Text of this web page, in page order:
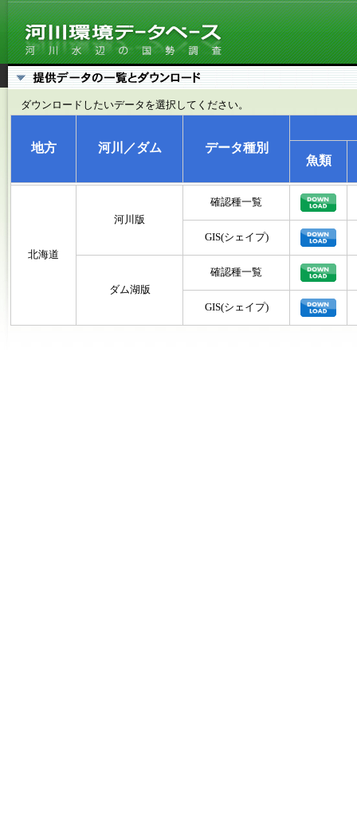
ダウンロードしたいデータを選択してください。
地方 河川／ダム
データ種別
魚類
北海道
河川版
確認種一覧
GIS(シェイプ)
ダム湖版
確認種一覧
GIS(シェイプ)